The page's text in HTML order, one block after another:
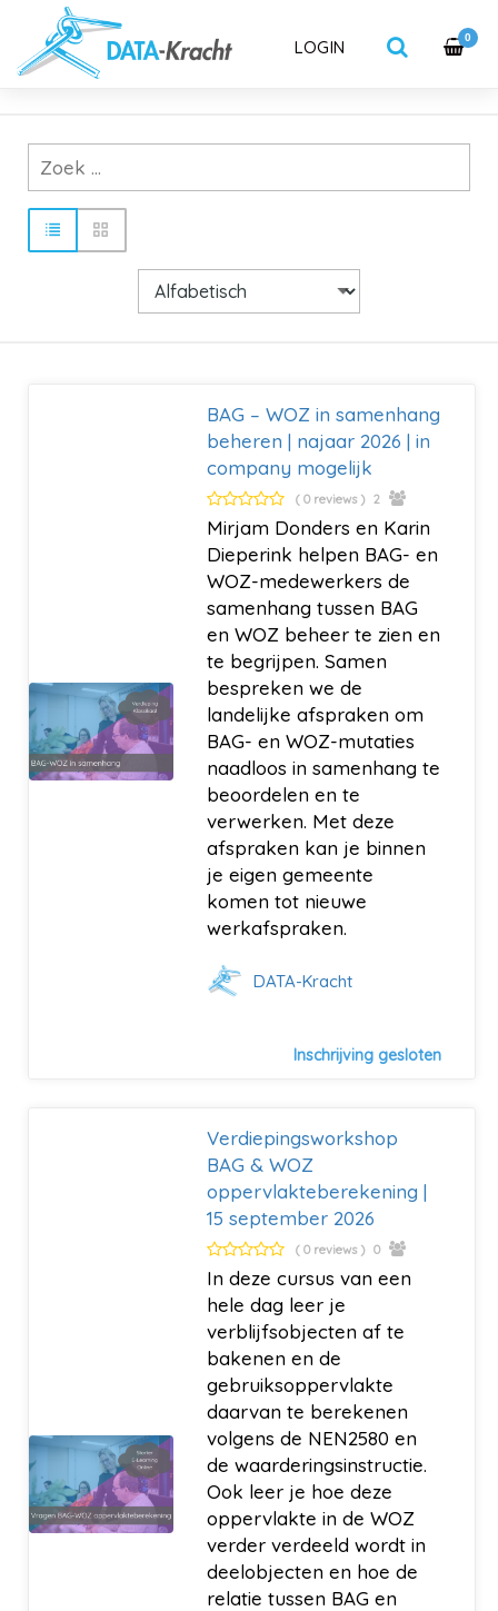
LOGIN 0
BAG – WOZ in samenhang
beheren | najaar 2026 | in
company mogelijk
( 0 reviews ) 2
Mirjam Donders en Karin
Dieperink helpen BAG- en
WOZ-medewerkers de
samenhang tussen BAG
en WOZ beheer te zien en
te begrijpen. Samen
bespreken we de
landelijke afspraken om
BAG- en WOZ-mutaties
naadloos in samenhang te
beoordelen en te
verwerken. Met deze
afspraken kan je binnen
je eigen gemeente
komen tot nieuwe
werkafspraken.
DATA-Kracht
Inschrijving gesloten
Verdiepingsworkshop
BAG & WOZ
oppervlakteberekening |
15 september 2026
( 0 reviews ) 0
In deze cursus van een
hele dag leer je
verblijfsobjecten af te
bakenen en de
gebruiksoppervlakte
daarvan te berekenen
volgens de NEN2580 en
de waarderingsinstructie.
Ook leer je hoe deze
oppervlakte in de WOZ
verder verdeeld wordt in
deelobjecten en hoe de
relatie tussen BAG en